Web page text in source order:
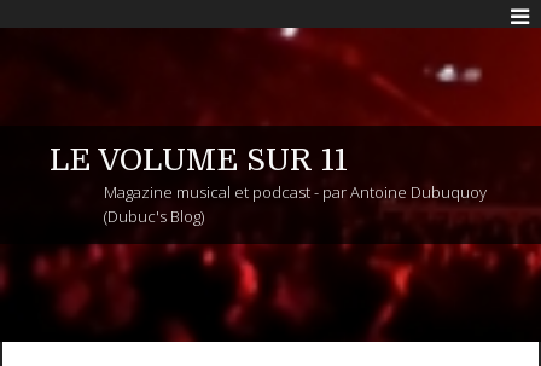
LE VOLUME SUR 11
Magazine musical et podcast - par Antoine Dubuquoy
(Dubuc's Blog)